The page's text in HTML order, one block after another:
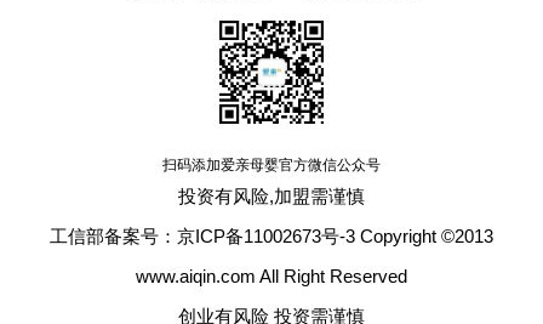
扫码添加爱亲母婴官方微信公众号
投资有风险,加盟需谨慎
工信部备案号：京ICP备11002673号-3 Copyright ©2013
www.aiqin.com All Right Reserved
创业有风险 投资需谨慎